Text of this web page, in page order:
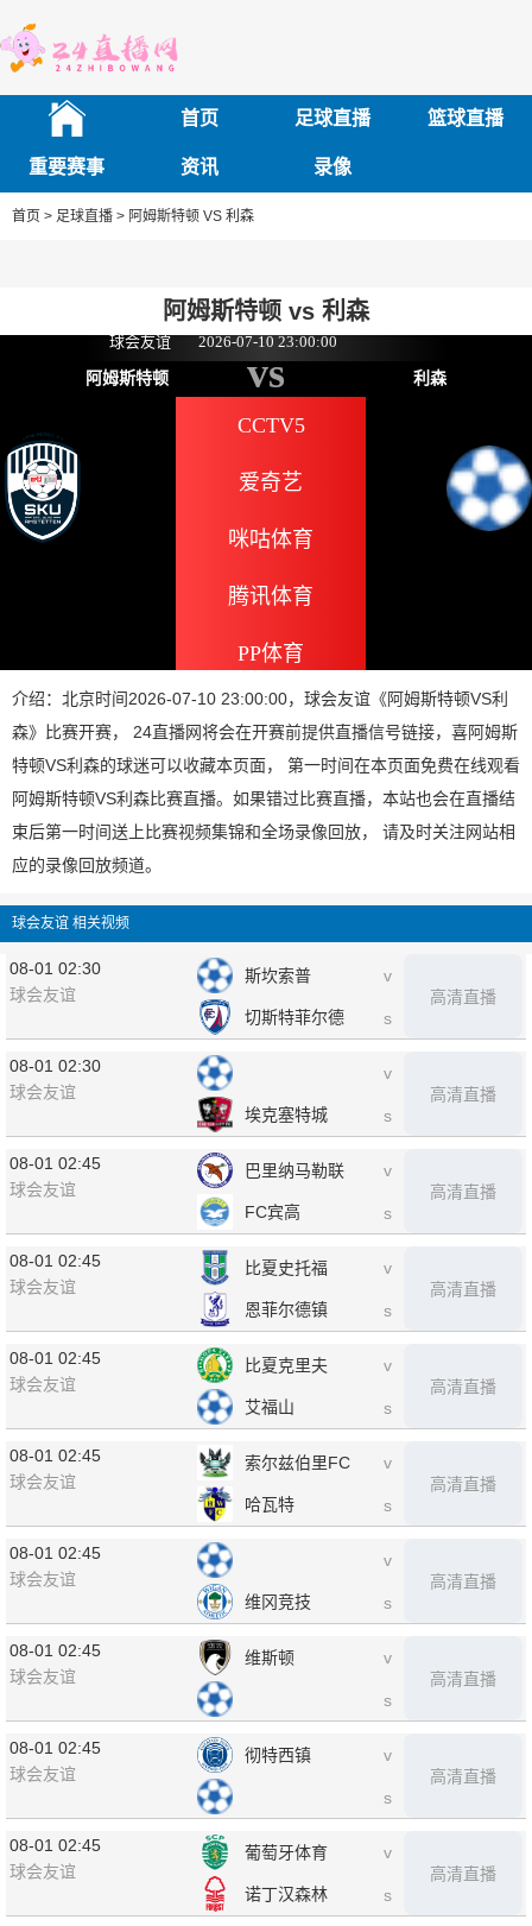
首页 足球直播 篮球直播
重要赛事 资讯 录像
首页 > 足球直播 > 阿姆斯特顿 VS 利森
阿姆斯特顿 vs 利森
球会友谊 2026-07-10 23:00:00
阿姆斯特顿 vs 利森
CCTV5
爱奇艺
咪咕体育
腾讯体育
PP体育
介绍：北京时间2026-07-10 23:00:00，球会友谊《阿姆斯特顿VS利
森》比赛开赛， 24直播网将会在开赛前提供直播信号链接，喜阿姆斯
特顿VS利森的球迷可以收藏本页面， 第一时间在本页面免费在线观看
阿姆斯特顿VS利森比赛直播。如果错过比赛直播，本站也会在直播结
束后第一时间送上比赛视频集锦和全场录像回放， 请及时关注网站相
应的录像回放频道。
球会友谊 相关视频
08-01 02:30
球会友谊
斯坎索普
切斯特菲尔德
v
s
高清直播
08-01 02:30
球会友谊
埃克塞特城
v
s
高清直播
08-01 02:45
球会友谊
巴里纳马勒联
FC宾高
v
s
高清直播
08-01 02:45
球会友谊
比夏史托福
恩菲尔德镇
v
s
高清直播
08-01 02:45
球会友谊
比夏克里夫
艾福山
v
s
高清直播
08-01 02:45
球会友谊
索尔兹伯里FC
哈瓦特
v
s
高清直播
08-01 02:45
球会友谊
维冈竞技
v
s
高清直播
08-01 02:45
球会友谊
维斯顿 v
s
高清直播
08-01 02:45
球会友谊
彻特西镇 v
s
高清直播
08-01 02:45
球会友谊
葡萄牙体育
诺丁汉森林
v
s
高清直播